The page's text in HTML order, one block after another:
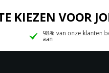
KIEZEN VOOR
98% van onze klanten
aan